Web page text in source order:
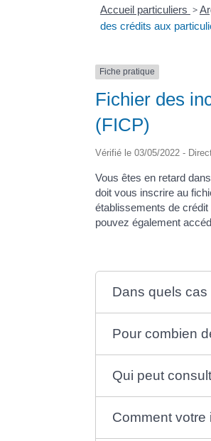
Accueil particuliers >
des crédits aux
Fiche pratique
Fichier des
(FICP)
Vérifié le 03/05/2022 -
Vous êtes en retard
doit vous inscrire au
établissements de
pouvez également
Dans quels
Pour combien
Qui peut
Comment votre